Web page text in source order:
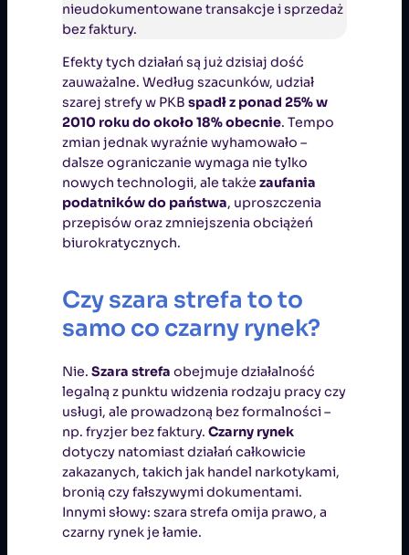
nieudokumentowane transakcje i sprzedaż
bez faktury.
Efekty tych działań są już dzisiaj dość
zauważalne. Według szacunków, udział
szarej strefy w PKB spadł z ponad 25% w
2010 roku do około 18% obecnie. Tempo
zmian jednak wyraźnie wyhamowało –
dalsze ograniczanie wymaga nie tylko
nowych technologii, ale także zaufania
podatników do państwa, uproszczenia
przepisów oraz zmniejszenia obciążeń
biurokratycznych.
Czy szara strefa to to
samo co czarny rynek?
Nie. Szara strefa obejmuje działalność
legalną z punktu widzenia rodzaju pracy czy
usługi, ale prowadzoną bez formalności –
np. fryzjer bez faktury. Czarny rynek
dotyczy natomiast działań całkowicie
zakazanych, takich jak handel narkotykami,
bronią czy fałszywymi dokumentami.
Innymi słowy: szara strefa omija prawo, a
czarny rynek je łamie.